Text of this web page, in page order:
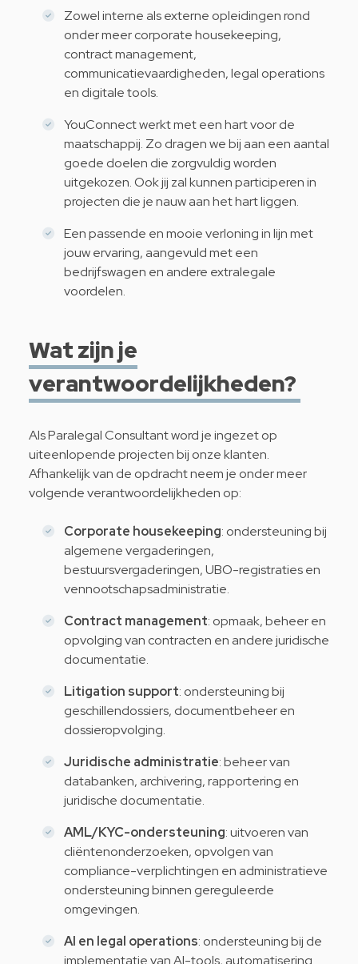
Zowel interne als externe opleidingen rond
onder meer corporate housekeeping,
contract management,
communicatievaardigheden, legal operations
en digitale tools.
YouConnect werkt met een hart voor de
maatschappij. Zo dragen we bij aan een aantal
goede doelen die zorgvuldig worden
uitgekozen. Ook jij zal kunnen participeren in
projecten die je nauw aan het hart liggen.
Een passende en mooie verloning in lijn met
jouw ervaring, aangevuld met een
bedrijfswagen en andere extralegale
voordelen.
Wat zijn je
verantwoordelijkheden?
Als Paralegal Consultant word je ingezet op
uiteenlopende projecten bij onze klanten.
Afhankelijk van de opdracht neem je onder meer
volgende verantwoordelijkheden op:
Corporate housekeeping: ondersteuning bij
algemene vergaderingen,
bestuursvergaderingen, UBO-registraties en
vennootschapsadministratie.
Contract management: opmaak, beheer en
opvolging van contracten en andere juridische
documentatie.
Litigation support: ondersteuning bij
geschillendossiers, documentbeheer en
dossieropvolging.
Juridische administratie: beheer van
databanken, archivering, rapportering en
juridische documentatie.
AML/KYC-ondersteuning: uitvoeren van
cliëntenonderzoeken, opvolgen van
compliance-verplichtingen en administratieve
ondersteuning binnen gereguleerde
omgevingen.
AI en legal operations: ondersteuning bij de
implementatie van AI-tools, automatisering